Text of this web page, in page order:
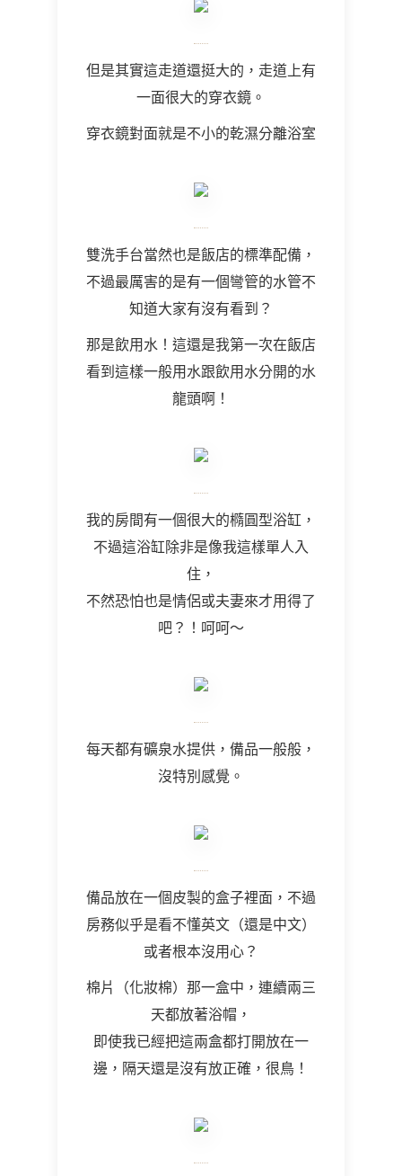
但是其實這走道還挺大的，走道上有
一面很大的穿衣鏡。
穿衣鏡對面就是不小的乾濕分離浴室
雙洗手台當然也是飯店的標準配備，
不過最厲害的是有一個彎管的水管不
知道大家有沒有看到？
那是飲用水！這還是我第一次在飯店
看到這樣一般用水跟飲用水分開的水
龍頭啊！
我的房間有一個很大的橢圓型浴缸，
不過這浴缸除非是像我這樣單人入
住，
不然恐怕也是情侶或夫妻來才用得了
吧？！呵呵～
每天都有礦泉水提供，備品一般般，
沒特別感覺。
備品放在一個皮製的盒子裡面，不過
房務似乎是看不懂英文（還是中文）
或者根本沒用心？
棉片（化妝棉）那一盒中，連續兩三
天都放著浴帽，
即使我已經把這兩盒都打開放在一
邊，隔天還是沒有放正確，很鳥！